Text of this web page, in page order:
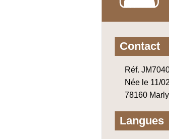
Contact
Réf.
Née le 11/
78160
Langues